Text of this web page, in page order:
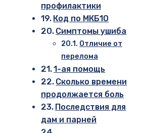
профилактики
Код по МКБ10
Симптомы ушиба
Отличие от
перелома
1-ая помощь
Сколько времени
продолжается боль
Последствия для
дам и парней